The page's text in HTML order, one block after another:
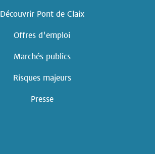
Découvrir Pont de Claix
Offres d'emploi
Marchés publics
Risques majeurs
Presse